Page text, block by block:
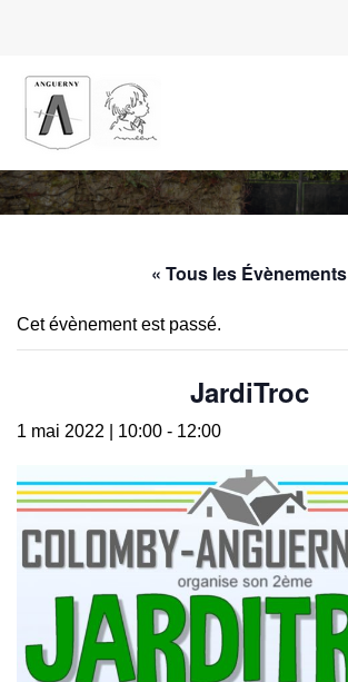
« Tous les Évènements
Cet évènement est passé.
JardiTroc
1 mai 2022 | 10:00 - 12:00